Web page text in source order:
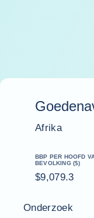
Afrika
BBP PER HOOFD
BEVOLKING ($)
$9,079.3
Onderzoek